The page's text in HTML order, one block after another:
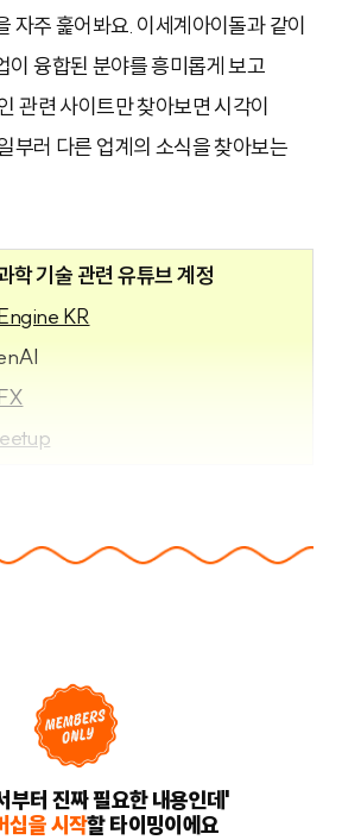
자주 훑어봐요. 이세계아이돌과 같이
이 융합된 분야를 흥미롭게 보고
관련 사이트만 찾아보면 시각이
부러 다른 업계의 소식을 찾아보는
학 기술 관련 유튜브 계정
KR
부터 진짜 필요한 내용인데'
십을 시작할 타이밍이에요